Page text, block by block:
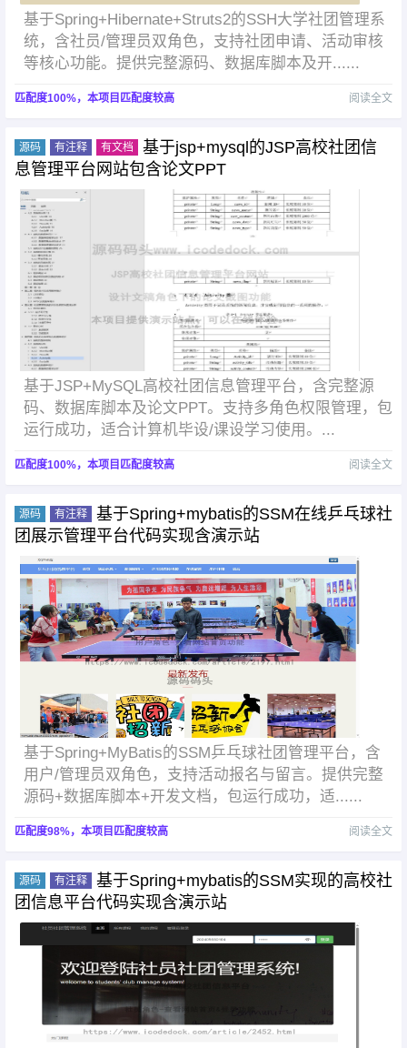
基于Spring+Hibernate+Struts2的SSH大学社团管理系
统，含社员/管理员双角色，支持社团申请、活动审核
等核心功能。提供完整源码、数据库脚本及开......
匹配度100%，本项目匹配度较高 阅读全文
源码 有注释 有文档
基于jsp+mysql的JSP高校社团信
息管理平台网站包含论文PPT
基于JSP+MySQL高校社团信息管理平台，含完整源
码、数据库脚本及论文PPT。支持多角色权限管理，包
运行成功，适合计算机毕设/课设学习使用。...
匹配度100%，本项目匹配度较高 阅读全文
源码 有注释
基于Spring+mybatis的SSM在线乒乓球社
团展示管理平台代码实现含演示站
基于Spring+MyBatis的SSM乒乓球社团管理平台，含
用户/管理员双角色，支持活动报名与留言。提供完整
源码+数据库脚本+开发文档，包运行成功，适......
匹配度98%，本项目匹配度较高 阅读全文
源码 有注释
基于Spring+mybatis的SSM实现的高校社
团信息平台代码实现含演示站